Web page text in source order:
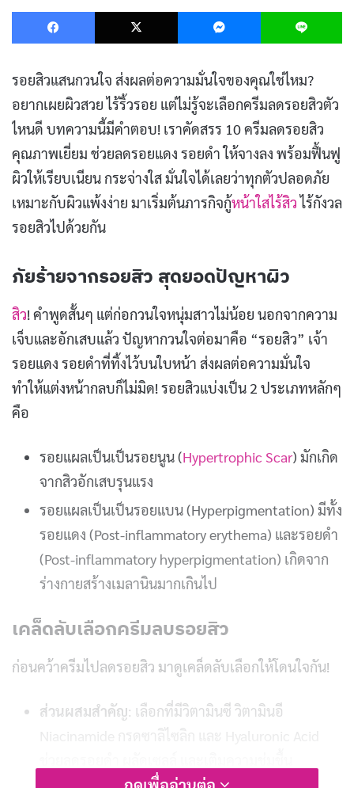
Facebook X Messenger
รอยสิวแสนกวนใจ ส่งผลต่อความมั่นใจของคุณใช่ไหม?
อยากเผยผิวสวย ไร้ริ้วรอย แต่ไม่รู้จะเลือกครีมลดรอยสิวตัว
ไหนดี บทความนี้มีคำตอบ! เราคัดสรร 10 ครีมลดรอยสิว
คุณภาพเยี่ยม ช่วยลดรอยแดง รอยดำ ให้จางลง พร้อมฟื้นฟู
ผิวให้เรียบเนียน กระจ่างใส มั่นใจได้เลยว่าทุกตัวปลอดภัย
เหมาะกับผิวแพ้งง่าย มาเริ่มต้นภารกิจกู้หน้าใสไร้สิวไร้กังวล
รอยสิวไปด้วยกัน
ภัยร้ายจากรอยสิว สุดยอดปัญหาผิว
สิว! คำพูดสั้นๆ แต่ก่อกวนใจหนุ่มสาวไม่น้อย นอกจากความ
เจ็บและอักเสบแล้ว ปัญหากวนใจต่อมาคือ “รอยสิว” เจ้า
รอยแดง รอยดำที่ทิ้งไว้บนใบหน้า ส่งผลต่อความมั่นใจ
ทำให้แต่งหน้ากลบก็ไม่มิด! รอยสิวแบ่งเป็น 2 ประเภทหลักๆ
คือ
รอยแผลเป็นเป็นรอยนูน (Hypertrophic Scar) มักเกิด
จากสิวอักเสบรุนแรง
รอยแผลเป็นเป็นรอยแบน (Hyperpigmentation) มีทั้ง
รอยแดง (Post-inflammatory erythema) และรอยดำ
(Post-inflammatory hyperpigmentation) เกิดจาก
ร่างกายสร้างเมลานินมากเกินไป
เคล็ดลับเลือกครีมลบรอยสิว
ก่อนคว้าครีมไปลดรอยสิว มาดูเคล็ดลับเลือกให้โดนใจกัน!
ส่วนผสมสำคัญ: เลือกที่มีวิตามินซี วิตามินอี
Niacinamide กรดซาลิไซลิก และ Hyaluronic Acid